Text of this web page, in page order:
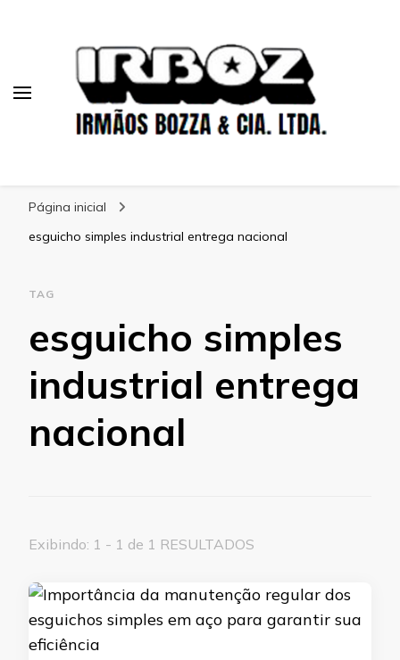
Página inicial
esguicho simples industrial entrega nacional
TAG
esguicho simples
industrial entrega
nacional
Exibindo: 1 - 1 de 1 RESULTADOS